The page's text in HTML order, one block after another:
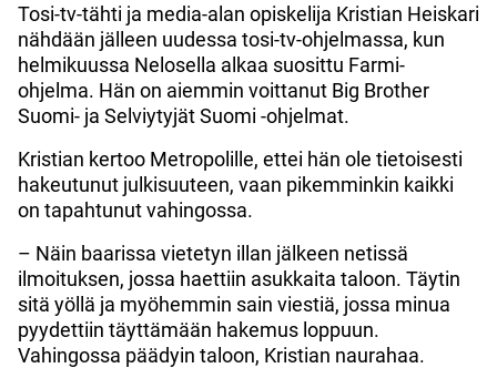
Tosi-tv-tähti ja media-alan opiskelija Kristian Heiskari
nähdään jälleen uudessa tosi-tv-ohjelmassa, kun
helmikuussa Nelosella alkaa suosittu Farmi-
ohjelma. Hän on aiemmin voittanut Big Brother
Suomi- ja Selviytyjät Suomi -ohjelmat.
Kristian kertoo Metropolille, ettei hän ole tietoisesti
hakeutunut julkisuuteen, vaan pikemminkin kaikki
on tapahtunut vahingossa.
– Näin baarissa vietetyn illan jälkeen netissä
ilmoituksen, jossa haettiin asukkaita taloon. Täytin
sitä yöllä ja myöhemmin sain viestiä, jossa minua
pyydettiin täyttämään hakemus loppuun.
Vahingossa päädyin taloon, Kristian naurahaa.